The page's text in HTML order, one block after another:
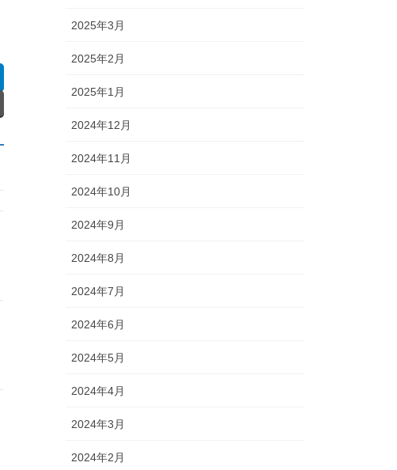
2025年3月
2025年2月
2025年1月
2024年12月
2024年11月
2024年10月
2024年9月
2024年8月
2024年7月
2024年6月
2024年5月
2024年4月
2024年3月
2024年2月